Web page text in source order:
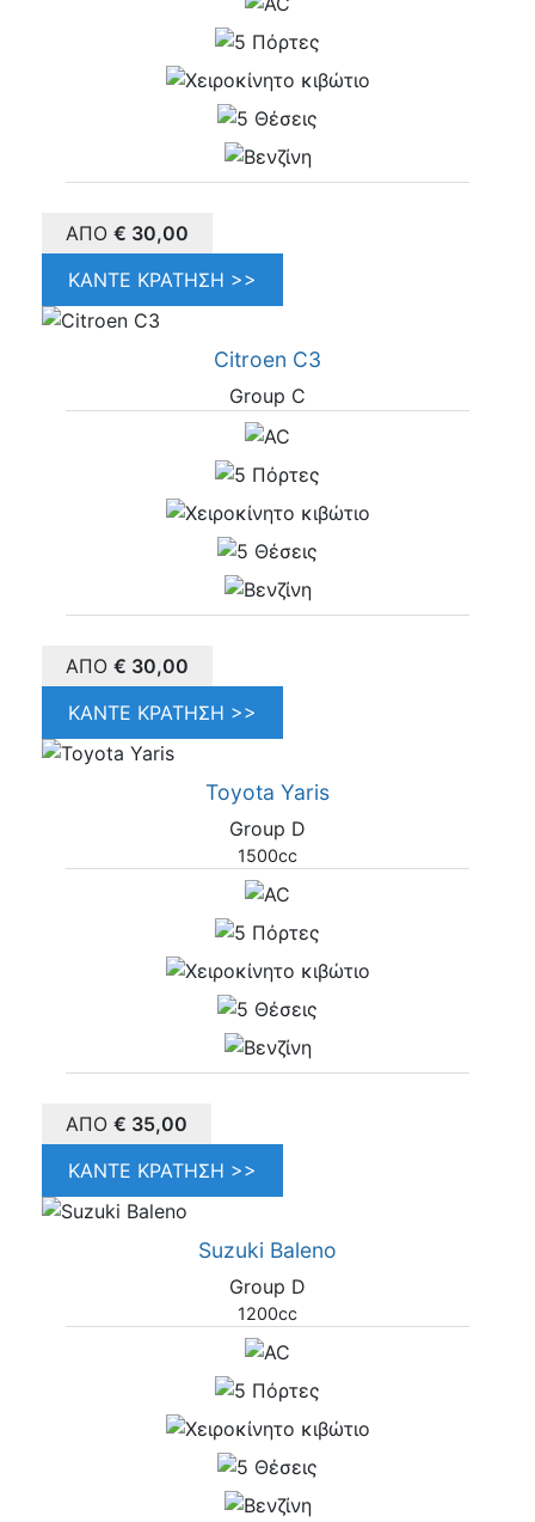
ΑΠΌ € 30,00
ΚΆΝΤΕ ΚΡΆΤΗΣΗ >>
Citroen C3
Group C
ΑΠΌ € 30,00
ΚΆΝΤΕ ΚΡΆΤΗΣΗ >>
Toyota Yaris
Group D
1500cc
ΑΠΌ € 35,00
ΚΆΝΤΕ ΚΡΆΤΗΣΗ >>
Suzuki Baleno
Group D
1200cc